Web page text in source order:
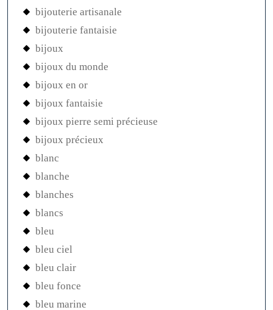
bijouterie artisanale
bijouterie fantaisie
bijoux
bijoux du monde
bijoux en or
bijoux fantaisie
bijoux pierre semi précieuse
bijoux précieux
blanc
blanche
blanches
blancs
bleu
bleu ciel
bleu clair
bleu fonce
bleu marine